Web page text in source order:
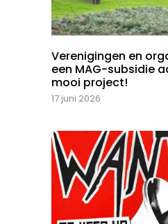
Verenigingen en
een MAG-subsidie
mooi project!
17 juni 2026